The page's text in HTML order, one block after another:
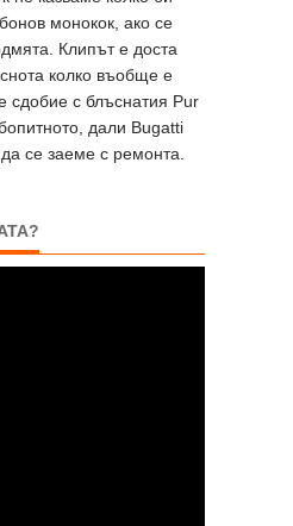
монокок, ако се
Клипът е доста
колко въобще е
сдобие с блъснатия Pur
дали Bugatti
се заеме с ремонта.